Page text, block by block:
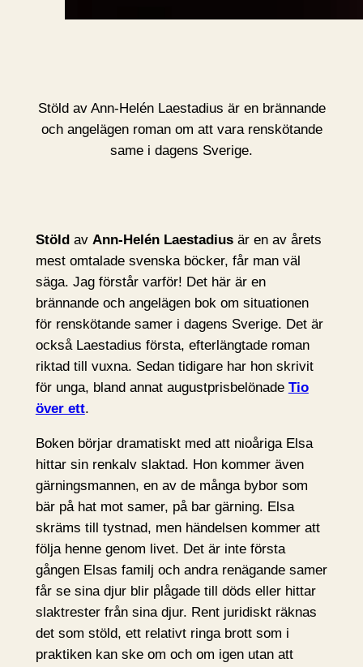
Stöld av Ann-Helén Laestadius är en brännande
och angelägen roman om att vara renskötande
same i dagens Sverige.
Stöld av Ann-Helén Laestadiusär en av årets
mest omtalade svenska böcker, får man väl
säga. Jag förstår varför! Det här är en
brännande och angelägen bok om situationen
för renskötande samer i dagens Sverige. Det är
också Laestadius första, efterlängtade roman
riktad till vuxna. Sedan tidigare har hon skrivit
för unga, bland annat augustprisbelönade Tio
över ett.
Boken börjar dramatiskt med att nioåriga Elsa
hittar sin renkalv slaktad. Hon kommer även
gärningsmannen, en av de många bybor som
bär på hat mot samer, på bar gärning. Elsa
skräms till tystnad, men händelsen kommer att
följa henne genom livet. Det är inte första
gången Elsas familj och andra renägande samer
får se sina djur blir plågade till döds eller hittar
slaktrester från sina djur. Rent juridiskt räknas
det som stöld, ett relativt ringa brott som i
praktiken kan ske om och om igen utan att